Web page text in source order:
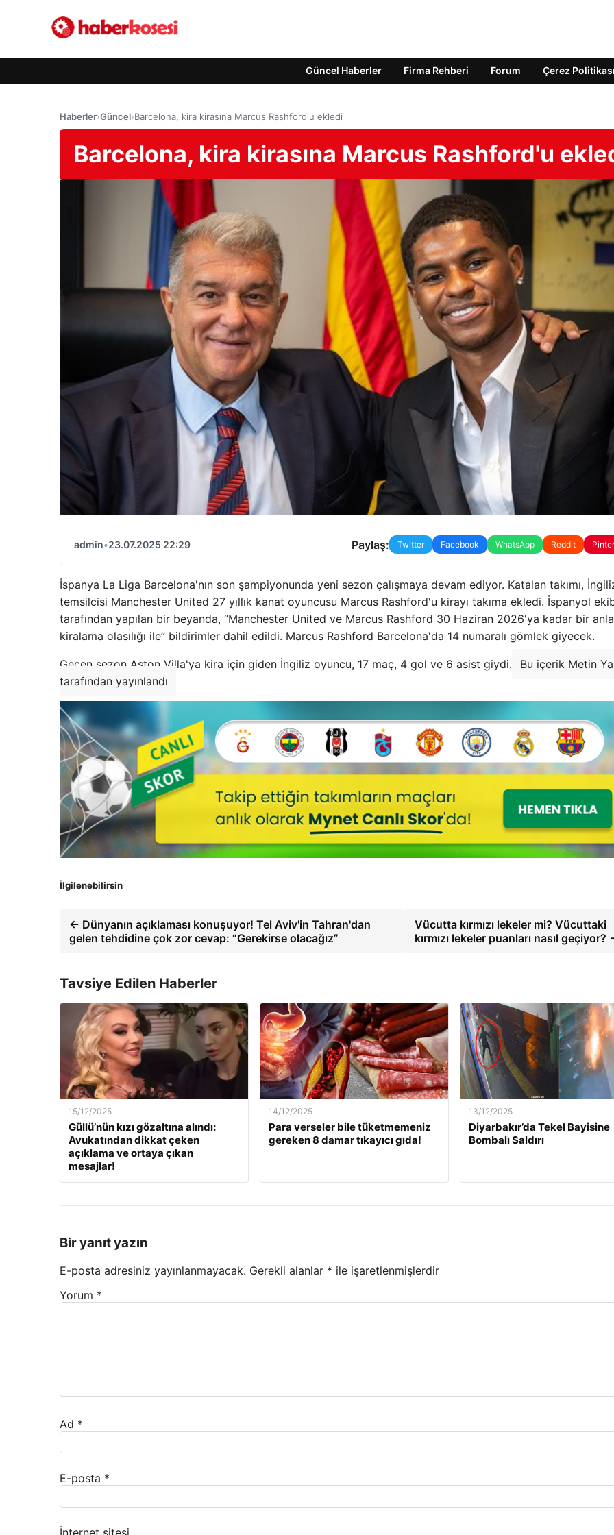
Güncel Haberler Firma Rehberi Forum Çerez Politikası
Haberler›Güncel›Barcelona, kira kirasına Marcus Rashford'u ekledi
Barcelona, kira kirasına Marcus Rashford'u
admin•23.07.2025 22:29 Paylaş: Twitter Facebook WhatsApp Reddit
İspanya La Liga Barcelona'nın son şampiyonunda yeni sezon çalışmaya devam ediyor. Katalan takımı,
temsilcisi Manchester United 27 yıllık kanat oyuncusu Marcus Rashford'u kirayı takıma ekledi. İspanyol
tarafından yapılan bir beyanda, “Manchester United ve Marcus Rashford 30 Haziran 2026'ya kadar bir
kiralama olasılığı ile” bildirimler dahil edildi. Marcus Rashford Barcelona'da 14 numaralı gömlek giyecek.
Geçen sezon Aston Villa'ya kira için giden İngiliz oyuncu, 17 maç, 4 gol ve 6 asist giydi.
Bu içerik Metin
tarafından yayınlandı
İlgilenebilirsin
← Dünyanın açıklaması konuşuyor! Tel Aviv'in Tahran'dan
gelen tehdidine çok zor cevap: “Gerekirse olacağız”
Vücutta kırmızı lekeler mi? Vücuttaki
kırmızı lekeler puanları nasıl geçiyor?
Tavsiye Edilen Haberler
15/12/2025
Güllü’nün kızı gözaltına alındı:
Avukatından dikkat çeken
açıklama ve ortaya çıkan
mesajlar!
14/12/2025
Para verseler bile tüketmemeniz
gereken 8 damar tıkayıcı gıda!
13/12/2025
Diyarbakır’da Tekel Bayisine
Bombalı Saldırı
Bir yanıt yazın
E-posta adresiniz yayınlanmayacak. Gerekli alanlar * ile işaretlenmişlerdir
Yorum *
Ad *
E-posta *
İnternet sitesi